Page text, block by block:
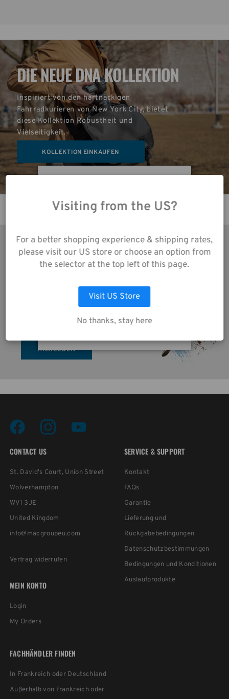
ANMELDEN
Melden Sie sich für den Tenba-
Newsletter an und erhalten Sie
Zugang zu Nachrichten, Neuigkeiten
sowie nützlichen Tipps und Tricks.
ANMELDEN
DIE NEUE DNA KOLLEKTION
Inspiriert von den hartnäckigen
Fahrradkurieren von New York City, bietet
diese Kollektion Robustheit und
Vielseitigkeit.
KOLLEKTION EINKAUFEN
CONTACT US
St. David's Court, Union Street
Wolverhampton
WV1 3JE
United Kingdom
info@macgroupeu.com
Vertrag widerrufen
SERVICE & SUPPORT
Kontakt
FAQs
Garantie
Lieferung und
Rückgabebedingungen
Datenschutzbestimmungen
Bedingungen und Konditionen
Auslaufprodukte
MEIN KONTO
Login
My Orders
FACHHÄNDLER FINDEN
In Frankreich oder Deutschland
Außerhalb von Frankreich oder
unserer Website
stimmen Sie der
unserer
Datenschutzrichtlinie
zu.
AUSWAHL ANPASSEN
ALLE COOKIES AKZEPTIEREN
Visiting from the US?
For a better shopping experience & shipping rates,
please visit our US store or choose an option from
the selector at the top left of this page.
Visit US Store
No thanks, stay here